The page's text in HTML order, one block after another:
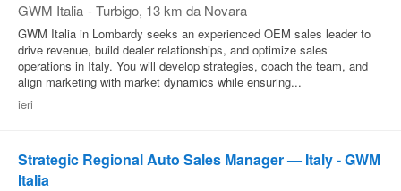
GWM Italia - Turbigo, 13 km da Novara
GWM Italia in Lombardy seeks an experienced OEM sales leader to
drive revenue, build dealer relationships, and optimize sales
operations in Italy. You will develop strategies, coach the team, and
align marketing with market dynamics while ensuring...
ieri
Strategic Regional Auto Sales Manager — Italy - GWM
Italia